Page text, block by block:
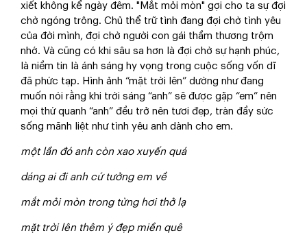
xiết không kể ngày đêm. "Mắt mỏi mòn" gợi cho ta sự đợi
chờ ngóng trông. Chủ thể trữ tình đang đợi chờ tình yêu
của đời mình, đợi chờ người con gái thầm thương trộm
nhớ. Và cũng có khi sâu sa hơn là đợi chờ sự hạnh phúc,
là niềm tin là ánh sáng hy vọng trong cuộc sống vốn dĩ
đã phức tạp. Hình ảnh “mặt trời lên” dường như đang
muốn nói rằng khi trời sáng “anh” sẽ được gặp “em” nên
mọi thứ quanh “anh” đều trở nên tươi đẹp, tràn đầy sức
sống mãnh liệt như tình yêu anh dành cho em.
một lần đó anh còn xao xuyến quá
dáng ai đi anh cứ tưởng em về
mắt mỏi mòn trong từng hơi thở lạ
mặt trời lên thêm ý đẹp miền quê